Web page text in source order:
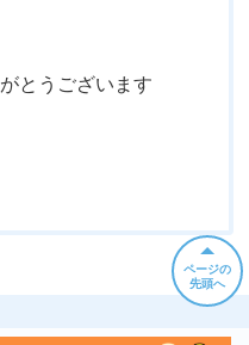
とうございます
ページの
先頭へ